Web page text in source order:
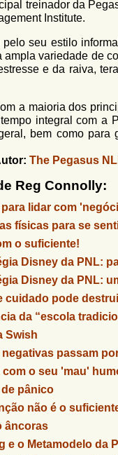
treinador da
Institute.
pelo seu estilo
ampla variedade de
e da raiva,
a maioria dos
integral com a
bem como para
The Pegasus
Reg Connolly:
para lidar com
físicas para se
o suficiente!
Disney da PNL:
Disney da PNL:
cuidado pode
da “escola
Swish
passam
o seu 'mau'
pânico
não é o
âncoras
e o Metamodelo da